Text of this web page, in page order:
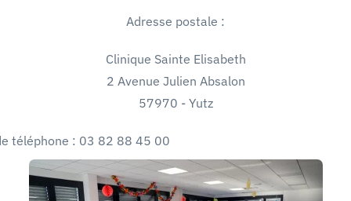
Adresse postale :
Clinique Sainte Elisabeth
2 Avenue Julien Absalon
57970 - Yutz
téléphone : 03 82 88 45 00